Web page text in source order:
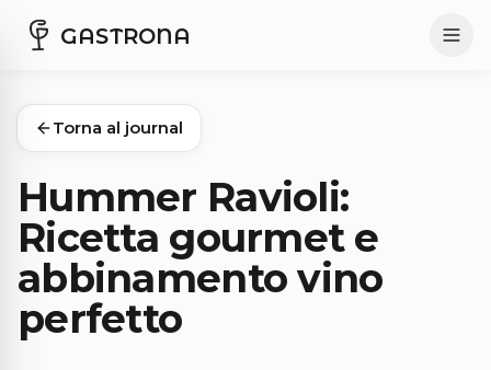
GASTRONA
Torna al journal
Hummer Ravioli:
Ricetta gourmet e
abbinamento vino
perfetto